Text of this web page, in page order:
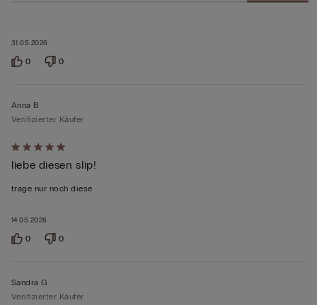
31.05.2026
0 0
Mit
5
von
bewertet
14.05.2026
Anna B
Verifizierter Käufer
liebe diesen slip!
trage nur noch diese
0 0
Sandra G
Verifizierter Käufer